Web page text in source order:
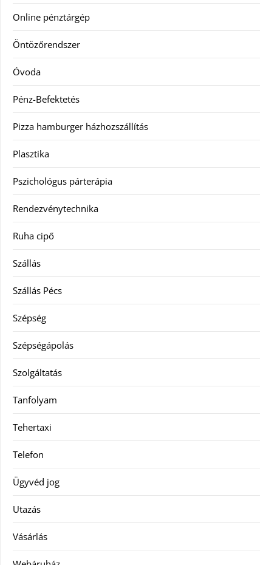
Online pénztárgép
Öntözőrendszer
Óvoda
Pénz-Befektetés
Pizza hamburger házhozszállítás
Plasztika
Pszichológus párterápia
Rendezvénytechnika
Ruha cipő
Szállás
Szállás Pécs
Szépség
Szépségápolás
Szolgáltatás
Tanfolyam
Tehertaxi
Telefon
Ügyvéd jog
Utazás
Vásárlás